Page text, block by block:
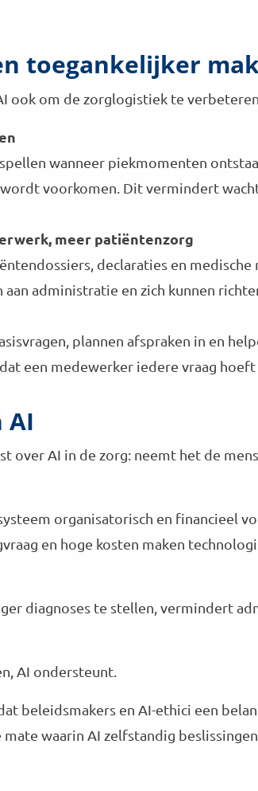
toegankelijker
ook om de zorglogistiek te verbeteren.
wanneer piekmomenten
voorkomen. Dit vermindert
meer patiëntenzorg
declaraties en
administratie en zich kunnen
plannen afspraken in en
een medewerker iedere vraag hoeft
AI
over AI in de zorg: neemt het de
organisatorisch en financieel
en hoge kosten maken
diagnoses te stellen, vermindert
AI ondersteunt.
beleidsmakers en AI-ethici een
waarin AI zelfstandig